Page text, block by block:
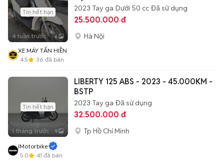
Tin hết hạn
4 tuần trước 6
2023 Tay ga Dưới 50 cc Đã sử dụng
25.500.000 đ
Hà Nội
XE MÁY TẤN HIỀN
4.5
36 đã bán
Tin hết hạn
1 tháng trước 9
LIBERTY 125 ABS - 2023 - 45.000KM -
BSTP
2023 Tay ga Đã sử dụng
32.500.000 đ
Tp Hồ Chí Minh
IMotorbike
5.0
41 đã bán